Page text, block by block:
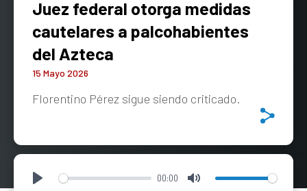
Juez federal otorga medidas
cautelares a palcohabientes
del Azteca
15 Mayo 2026
Florentino Pérez sigue siendo criticado.
Play 00:00 Mute